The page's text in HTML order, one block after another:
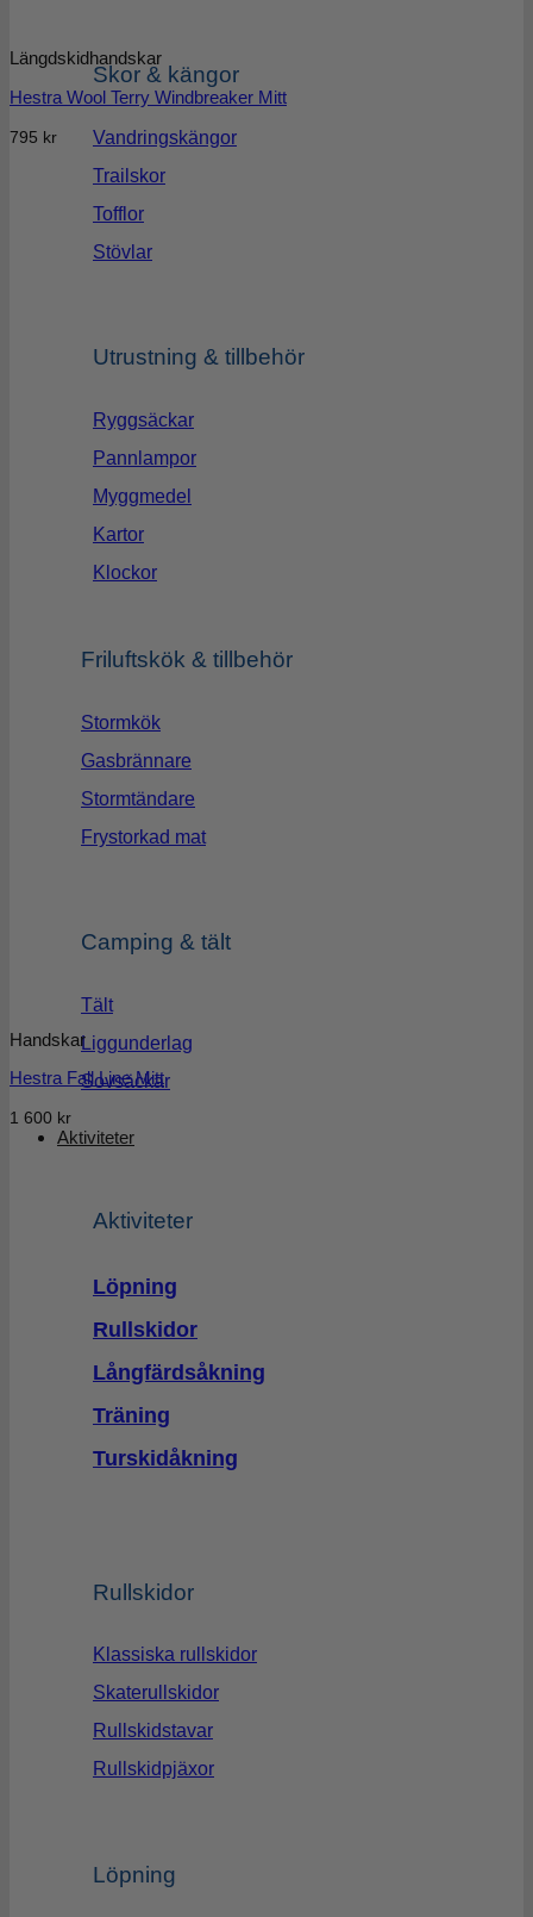
Skor & kängor
Vandringskängor
Trailskor
Tofflor
Stövlar
Utrustning & tillbehör
Ryggsäckar
Pannlampor
Myggmedel
Kartor
Klockor
Friluftskök & tillbehör
Stormkök
Gasbrännare
Stormtändare
Frystorkad mat
Camping & tält
Tält
Liggunderlag
Sovsäckar
Aktiviteter
Aktiviteter
Löpning
Rullskidor
Långfärdsåkning
Träning
Turskidåkning
Rullskidor
Klassiska rullskidor
Skaterullskidor
Rullskidstavar
Rullskidpjäxor
Löpning
Längdskidhandskar
Hestra Wool Terry Windbreaker Mitt
795 kr
Handskar
Hestra Fall Line Mitt
1 600 kr